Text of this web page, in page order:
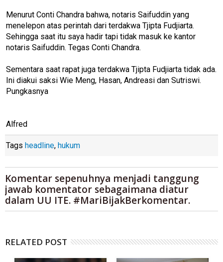
Menurut Conti Chandra bahwa, notaris Saifuddin yang
menelepon atas perintah dari terdakwa Tjipta Fudjiarta.
Sehingga saat itu saya hadir tapi tidak masuk ke kantor
notaris Saifuddin. Tegas Conti Chandra.
Sementara saat rapat juga terdakwa Tjipta Fudjiarta tidak ada.
Ini diakui saksi Wie Meng, Hasan, Andreasi dan Sutriswi.
Pungkasnya
Alfred
Tags headline, hukum
Komentar sepenuhnya menjadi tanggung
jawab komentator sebagaimana diatur
dalam UU ITE. #MariBijakBerkomentar.
RELATED POST